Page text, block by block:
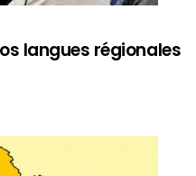
langues régionales